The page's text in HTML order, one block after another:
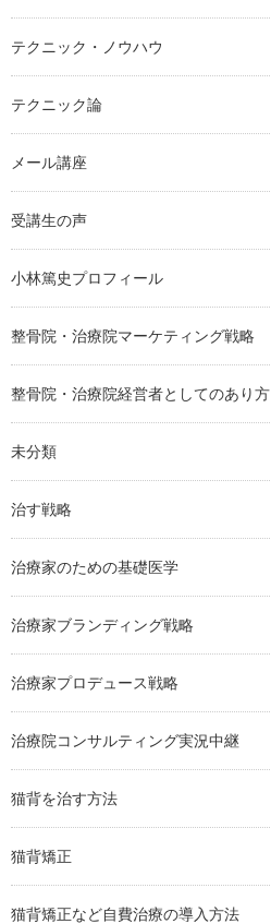
テクニック・ノウハウ
テクニック論
メール講座
受講生の声
小林篤史プロフィール
整骨院・治療院マーケティング戦略
整骨院・治療院経営者としてのあり方
未分類
治す戦略
治療家のための基礎医学
治療家ブランディング戦略
治療家プロデュース戦略
治療院コンサルティング実況中継
猫背を治す方法
猫背矯正
猫背矯正など自費治療の導入方法